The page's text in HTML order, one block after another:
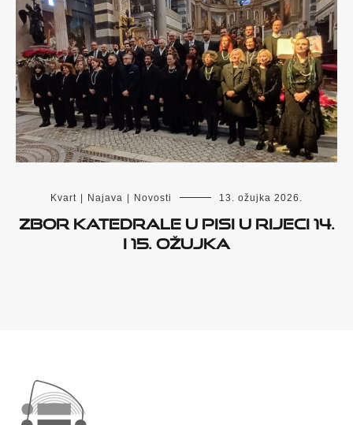
Kvart | Najava | Novosti 13. ožujka 2026.
ZBOR KATEDRALE U PISI U RIJECI 14.
I 15. OŽUJKA